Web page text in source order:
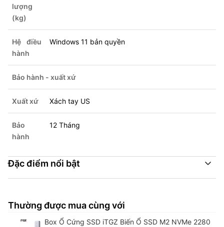
lượng
(kg)
Hệ điều
hành
Windows 11 bản quyền
Bảo hành - xuất xứ
Xuất xứ Xách tay US
Bảo
hành
12 Tháng
Đặc điểm nổi bật
Thường được mua cùng với
Box Ổ Cứng SSD iTGZ Biến Ổ SSD M2 NVMe 2280